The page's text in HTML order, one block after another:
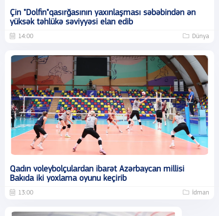
Çin "Dolfin"qasırğasının yaxınlaşması səbəbindən ən
yüksək təhlükə səviyyəsi elan edib
14:00 Dünya
Qadın voleybolçulardan ibarət Azərbaycan millisi
Bakıda iki yoxlama oyunu keçirib
13:00 İdman